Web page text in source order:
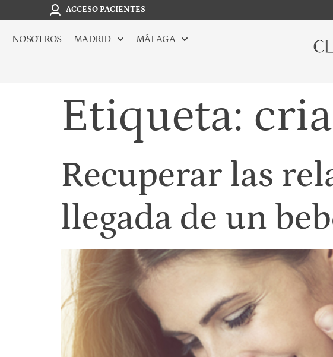
ACCESO PACIENTES
NOSOTROS MADRID MÁLAGA
Etiqueta:
Recuperar las
llegada de un